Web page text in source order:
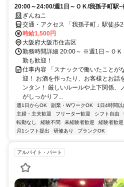
20:00～24:00/週1日～ＯＫ/我孫子町駅~
ぎんねこ
交通・アクセス 「我孫子町」駅徒歩
時給1,500円
大阪府大阪市住吉区
勤務時間詳細 20:00～ ※週1日～ＯＫ
勤も歓迎！
仕事内容 「スナックで働いたことが
迎！ お酒を作ったり、お客様とお話
ンタン！ 厳しいルールや上下関係、
がしっかりフ...
週1日からOK 副業・WワークOK 1日4時間以
主婦・主夫歓迎
フリーター歓迎 シフト自由
転勤なし
経験不問 未経験者歓迎 経験者歓迎
月1シフト提出
研修あり ブランクOK
アルバイト・パート